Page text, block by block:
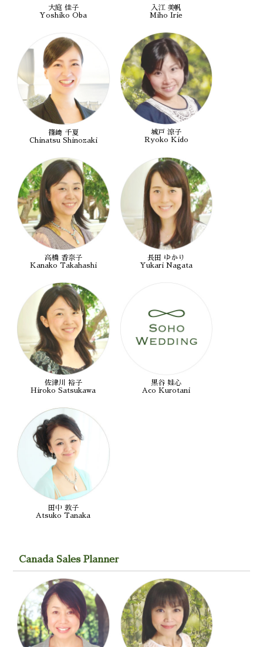
大庭 佳子
Yoshiko Oba
入江 美帆
Miho Irie
篠﨑 千夏
Chinatsu Shinozaki
城戸 涼子
Ryoko Kido
高橋 香奈子
Kanako Takahashi
長田 ゆかり
Yukari Nagata
佐津川 裕子
Hiroko Satsukawa
黒谷 娃心
Aco Kurotani
田中 敦子
Atsuko Tanaka
Canada Sales Planner